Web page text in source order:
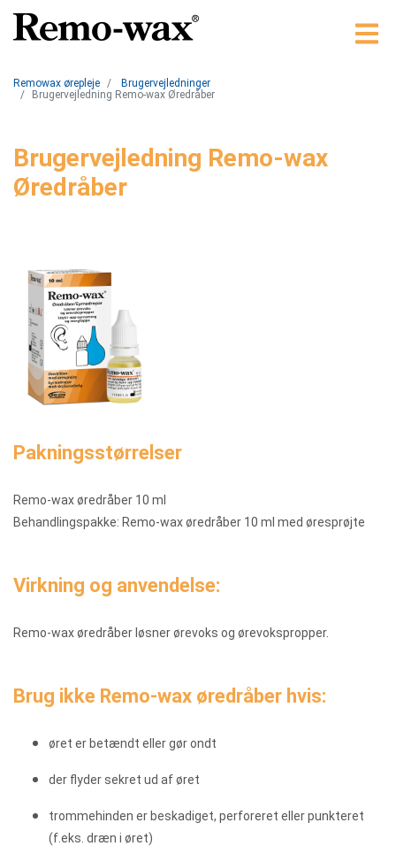
Remowax ørepleje
Brugervejledninger
Brugervejledning Remo-wax Øredråber
Brugervejledning Remo-wax
Øredråber
Pakningsstørrelser
Remo-wax øredråber 10 ml
Behandlingspakke: Remo-wax øredråber 10 ml med øresprøjte
Virkning og anvendelse:
Remo-wax øredråber løsner ørevoks og ørevokspropper.
Brug ikke Remo-wax øredråber hvis:
øret er betændt eller gør ondt
der flyder sekret ud af øret
trommehinden er beskadiget, perforeret eller punkteret
(f.eks. dræn i øret)